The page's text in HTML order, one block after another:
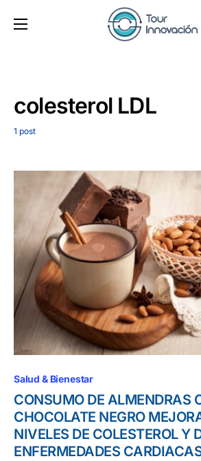
colesterol LDL
1 post
Salud & Bienestar
CONSUMO DE ALMENDRAS
CHOCOLATE NEGRO
NIVELES DE COLESTEROL Y
ENFERMEDADES